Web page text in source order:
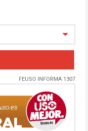
FEUSO INFORMA 1307